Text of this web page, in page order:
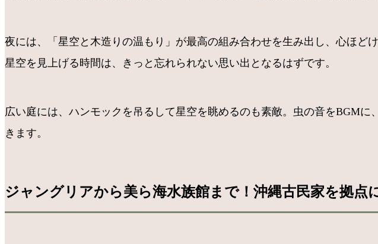
夜には、「星空と木造りの温もり」が最高の組み合わせを生み出し、心ほ
星空を見上げる時間は、きっと忘れられない思い出となるはずです。
広い庭には、ハンモックを吊るして星空を眺めるのも素敵。虫の音をBGM
きます。
ジャングリアから美ら海水族館まで！沖縄古民家を拠点